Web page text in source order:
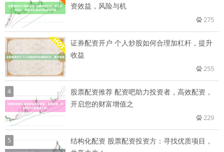
资效益，风险与机
275
证券配资开户 个人炒股如何合理加杠杆，提升
收益
255
4
股票配资推荐 配资吧助力投资者，高效配资，
开启您的财富增值之
229
5
结构化配资 股票配资投资方：寻找优质项目，